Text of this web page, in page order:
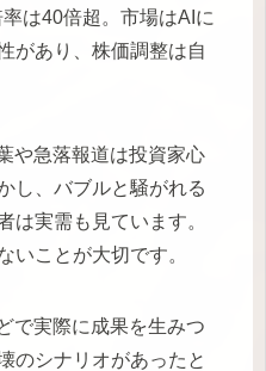
は40倍超。市場はAIに
があり、株価調整は自
や急落報道は投資家心
し、バブルと騒がれる
は実需も見ています。
いことが大切です。
で実際に成果を生みつ
のシナリオがあったと